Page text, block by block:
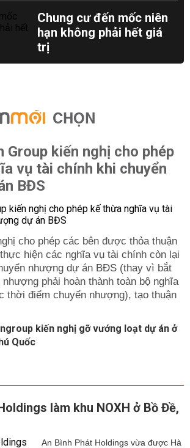
Chung cư đến mốc niên
hạn không phải hết giá
trị
CHỌN
Group kiến nghị cho phép
vụ tài chính khi chuyển
BĐS
cho phép các bên được thỏa thuận
hiện các nghĩa vụ tài chính còn lại
nhượng dự án BĐS (thay vì bắt
phải hoàn thành toàn bộ nghĩa
thời điểm chuyển nhượng), tạo thuận
kiến nghị gỡ vướng loạt dự án ở
Quốc
làm khu NOXH ở Bồ Đề,
An Bình Phát Holdings vừa được Hà